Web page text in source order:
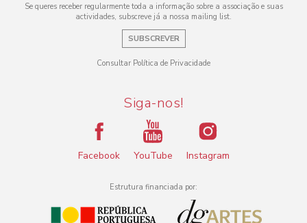
Se queres receber regularmente toda a informação sobre a associação e suas
actividades, subscreve já a nossa mailing list.
SUBSCREVER
Consultar Política de Privacidade
Siga-nos!
Facebook YouTube Instagram
Estrutura financiada por: